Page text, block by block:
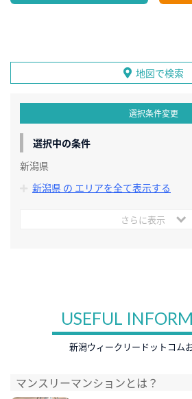
地図で検索
選択条件変更
選択中の条件
新潟県
新潟県 の エリアを全て表示する
さらに表示
USEFUL
新潟ウィークリードットコム
マンスリーマンションとは？